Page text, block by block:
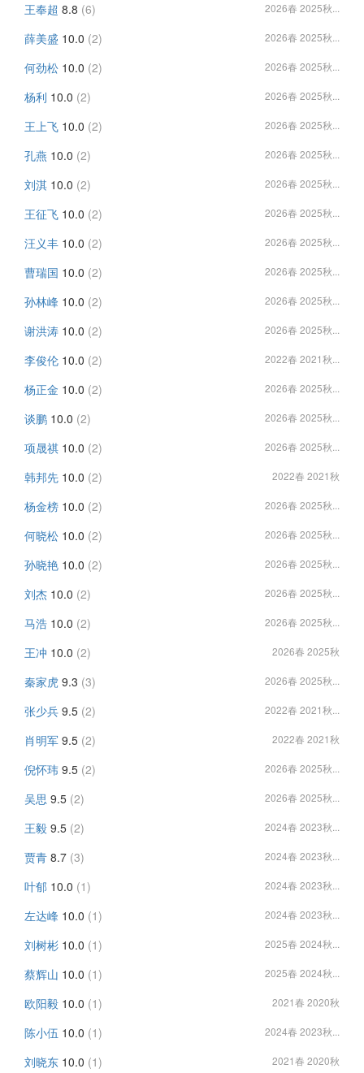
王奉超 8.8 (6) 2026春 2025秋...
薛美盛 10.0 (2) 2026春 2025秋...
何劲松 10.0 (2) 2026春 2025秋...
杨利 10.0 (2) 2026春 2025秋...
王上飞 10.0 (2) 2026春 2025秋...
孔燕 10.0 (2) 2026春 2025秋...
刘淇 10.0 (2) 2026春 2025秋...
王征飞 10.0 (2) 2026春 2025秋...
汪义丰 10.0 (2) 2026春 2025秋...
曹瑞国 10.0 (2) 2026春 2025秋...
孙林峰 10.0 (2) 2026春 2025秋...
谢洪涛 10.0 (2) 2026春 2025秋...
李俊伦 10.0 (2) 2022春 2021秋...
杨正金 10.0 (2) 2026春 2025秋...
谈鹏 10.0 (2) 2026春 2025秋...
项晟祺 10.0 (2) 2026春 2025秋...
韩邦先 10.0 (2) 2022春 2021秋
杨金榜 10.0 (2) 2026春 2025秋...
何晓松 10.0 (2) 2026春 2025秋...
孙晓艳 10.0 (2) 2026春 2025秋...
刘杰 10.0 (2) 2026春 2025秋...
马浩 10.0 (2) 2026春 2025秋...
王冲 10.0 (2) 2026春 2025秋
秦家虎 9.3 (3) 2026春 2025秋...
张少兵 9.5 (2) 2022春 2021秋...
肖明军 9.5 (2) 2022春 2021秋
倪怀玮 9.5 (2) 2026春 2025秋...
吴思 9.5 (2) 2026春 2025秋...
王毅 9.5 (2) 2024春 2023秋...
贾青 8.7 (3) 2024春 2023秋...
叶郁 10.0 (1) 2024春 2023秋...
左达峰 10.0 (1) 2024春 2023秋...
刘树彬 10.0 (1) 2025春 2024秋...
蔡辉山 10.0 (1) 2025春 2024秋...
欧阳毅 10.0 (1) 2021春 2020秋
陈小伍 10.0 (1) 2024春 2023秋...
刘晓东 10.0 (1) 2021春 2020秋